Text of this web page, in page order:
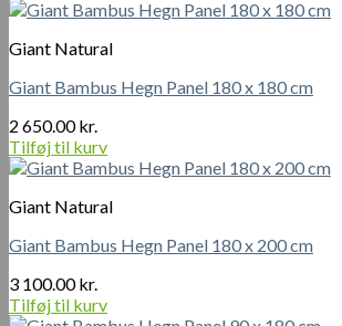
Giant Natural
Giant Bambus Hegn Panel 180 x 180 cm
2 650.00kr.
Tilføj til kurv
Giant Natural
Giant Bambus Hegn Panel 180 x 200 cm
3 100.00kr.
Tilføj til kurv